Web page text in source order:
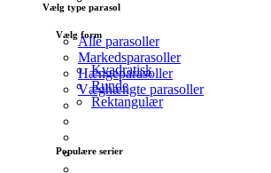
Vælg form
Kvadratisk
Runde
Rektangulær
Populære serier
Vælg type parasol
Alle parasoller
Markedsparasoller
Hængeparasoller
Væghængte parasoller